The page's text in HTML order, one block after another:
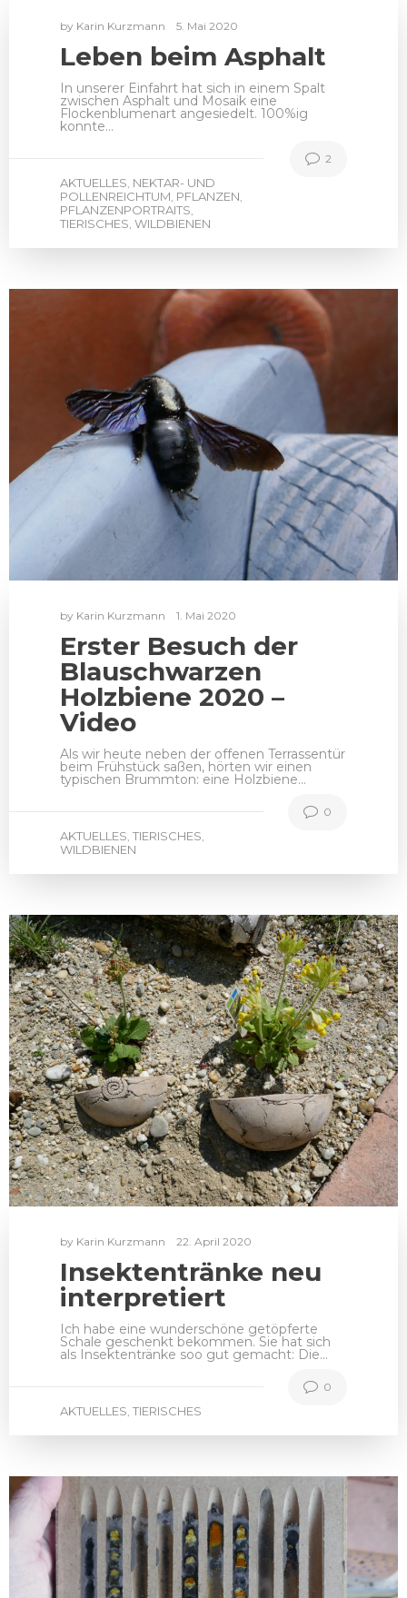
by Karin Kurzmann 5. Mai 2020
Leben beim Asphalt
In unserer Einfahrt hat sich in einem Spalt
zwischen Asphalt und Mosaik eine
Flockenblumenart angesiedelt. 100%ig
konnte…
AKTUELLES NEKTAR- UND
POLLENREICHTUM PFLANZEN
PFLANZENPORTRAITS
TIERISCHES WILDBIENEN
2
by Karin Kurzmann 1. Mai 2020
Erster Besuch der
Blauschwarzen
Holzbiene 2020 –
Video
Als wir heute neben der offenen Terrassentür
beim Frühstück saßen, hörten wir einen
typischen Brummton: eine Holzbiene…
AKTUELLES TIERISCHES
WILDBIENEN
0
by Karin Kurzmann 22. April 2020
Insektentränke neu
interpretiert
Ich habe eine wunderschöne getöpferte
Schale geschenkt bekommen. Sie hat sich
als Insektentränke soo gut gemacht: Die…
AKTUELLES TIERISCHES
0